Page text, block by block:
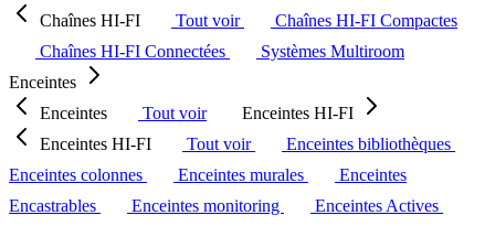
Chaînes HI-FI
Tout voir
Chaînes HI-FI Compactes
Chaînes HI-FI Connectées
Systèmes Multiroom
Enceintes
Enceintes
Tout voir
Enceintes HI-FI
Enceintes HI-FI
Tout voir
Enceintes bibliothèques
Enceintes colonnes
Enceintes murales
Enceintes
Encastrables
Enceintes monitoring
Enceintes Actives